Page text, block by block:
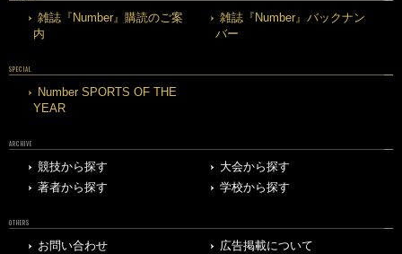
雑誌『Number』購読のご案
内
雑誌『Number』バックナン
バー
SPECIAL
Number SPORTS OF THE
YEAR
ARCHIVE
競技から探す
大会から探す
著者から探す
学校から探す
OTHERS
お問い合わせ 広告掲載について